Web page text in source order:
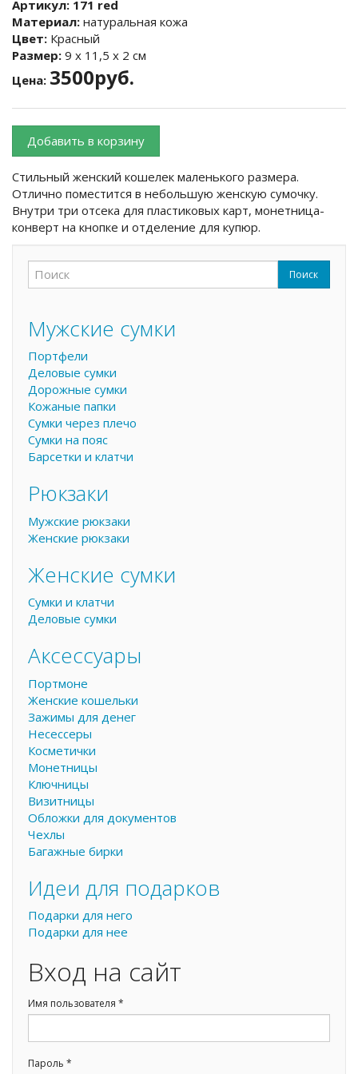
Артикул: 171 red
Материал: натуральная кожа
Цвет: Красный
Размер: 9 х 11,5 х 2 см
Цена: 3500руб.
Добавить в корзину
Стильный женский кошелек маленького размера.
Отлично поместится в небольшую женскую сумочку.
Внутри три отсека для пластиковых карт, монетница-
конверт на кнопке и отделение для купюр.
Форма поиска Поиск
Мужские сумки
Портфели
Деловые сумки
Дорожные сумки
Кожаные папки
Сумки через плечо
Сумки на пояс
Барсетки и клатчи
Рюкзаки
Мужские рюкзаки
Женские рюкзаки
Женские сумки
Сумки и клатчи
Деловые сумки
Аксессуары
Портмоне
Женские кошельки
Зажимы для денег
Несессеры
Косметички
Монетницы
Ключницы
Визитницы
Обложки для документов
Чехлы
Багажные бирки
Идеи для подарков
Подарки для него
Подарки для нее
Вход на сайт
Имя пользователя *
Пароль *